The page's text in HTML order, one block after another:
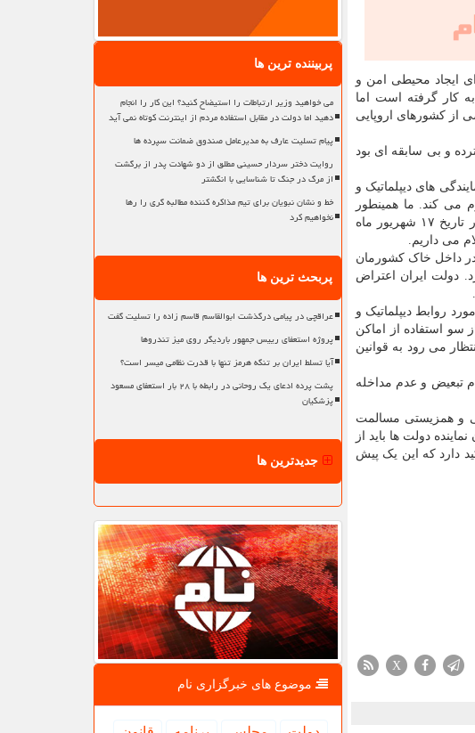
ایجاد محیطی امن و
کار گرفته است اما
از کشورهای اروپایی
و بی سابقه ای بود
های دیپلماتیک و
می کند. ما همینطور
اعتراض شدید خویش را نسبت به ورود بدون مجوز و با توسل به زور به ساختمان دیپلماتیک و کنسولی ایران در تیرانا در تاریخ ۱۷ شهریور ماه
می داریم.
در داخل خاک کشورمان
دولت ایران اعتراض
نمایندگی ها می خواهیم به تعهدات خود وفق کنوانسیون های ۱۹۶۱ و ۱۹۶۳ وین در مورد روابط دیپلماتیک و
۴۱ کنوانسیون ۱۹۶۱ وین در خصوص اجتناب از سو استفاده از اماکن
می رود به قوانین
تبعیض و عدم مداخله
و همزیستی مسالمت
دولت ها باید از
دارد که این یک پیش
X
پربیننده ترین ها
می خواهید وزیر ارتباطات را استیضاح کنید؟ این کار را انجام
دهید اما دولت در مقابل استفاده مردم از اینترنت کوتاه نمی آید
پیام تسلیت عارف به مدیرعامل صندوق ضمانت سپرده ها
روایت دختر سردار حسینی مطلق از دو شهادت پدر از برگشت
از مرگ در جنگ تا شناسایی با انگشتر
خط و نشان نبویان برای تیم مذاکره کننده مطالبه گری را رها
نخواهیم کرد
پربحث ترین ها
عراقچی در پیامی درگذشت ابوالقاسم قاسم زاده را تسلیت گفت
پروژه استعفای رییس جمهور باردیگر روی میز تندروها
آیا تسلط ایران بر تنگه هرمز تنها با قدرت نظامی میسر است؟
پشت پرده ادعای یک روحانی در رابطه با ۲۸ بار استعفای مسعود
پزشکیان
جدیدترین ها
موضوع های خبرگزاری نام